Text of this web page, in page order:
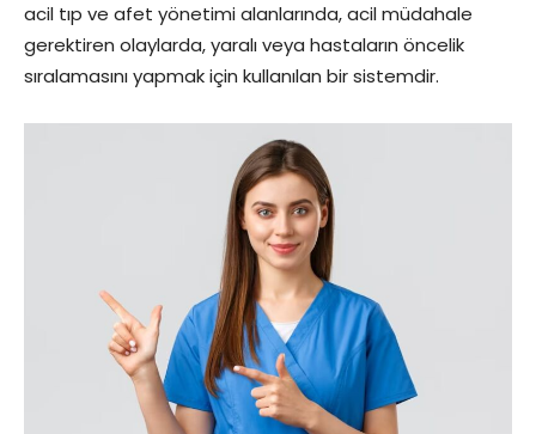
acil tıp ve afet yönetimi alanlarında, acil müdahale
gerektiren olaylarda, yaralı veya hastaların öncelik
sıralamasını yapmak için kullanılan bir sistemdir.